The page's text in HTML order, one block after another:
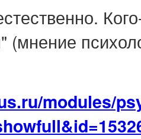
(мнение
modules/